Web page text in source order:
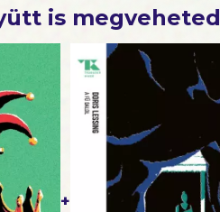
is megveheted
+